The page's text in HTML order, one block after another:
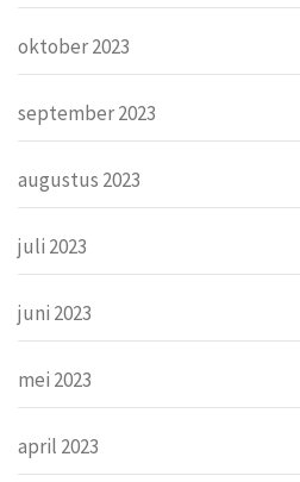
oktober 2023
september 2023
augustus 2023
juli 2023
juni 2023
mei 2023
april 2023